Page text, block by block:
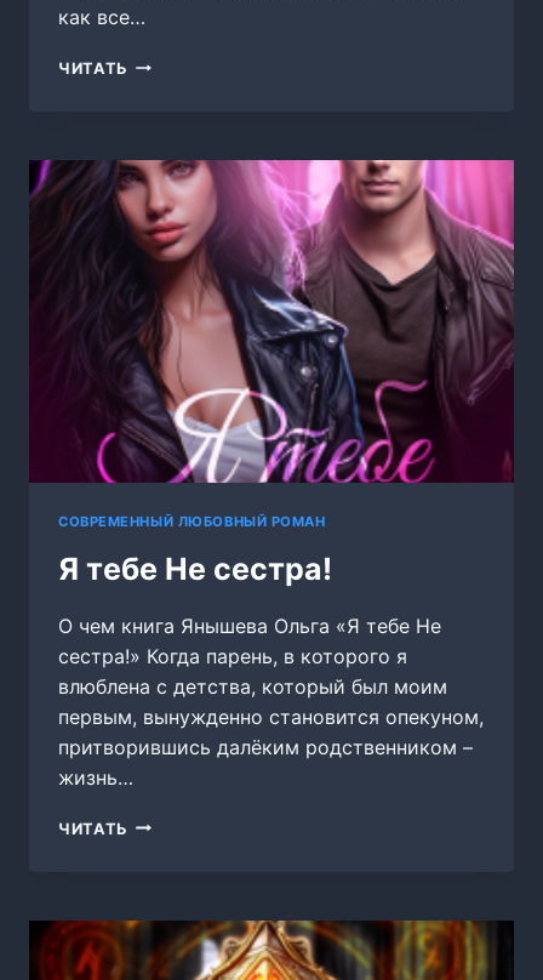
как все…
ЧИТАТЬ КРИМИНОЛОГ
СОВРЕМЕННЫЙ ЛЮБОВНЫЙ РОМАН
Я тебе Не сестра!
О чем книга Янышева Ольга «Я тебе Не
сестра!» Когда парень, в которого я
влюблена с детства, который был моим
первым, вынужденно становится опекуном,
притворившись далёким родственником –
жизнь…
ЧИТАТЬ Я